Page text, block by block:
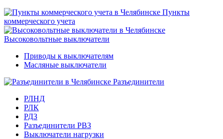
Пункты
коммерческого учета
Высоковольтные выключатели
Приводы к выключателям
Масляные выключатели
Разъединители
РЛНД
РЛК
РДЗ
Разъединители РВЗ
Выключатели нагрузки